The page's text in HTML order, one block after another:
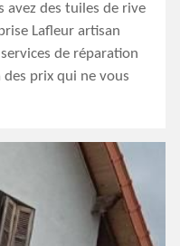
avez des tuiles de rive
Lafleur artisan
de réparation
prix qui ne vous